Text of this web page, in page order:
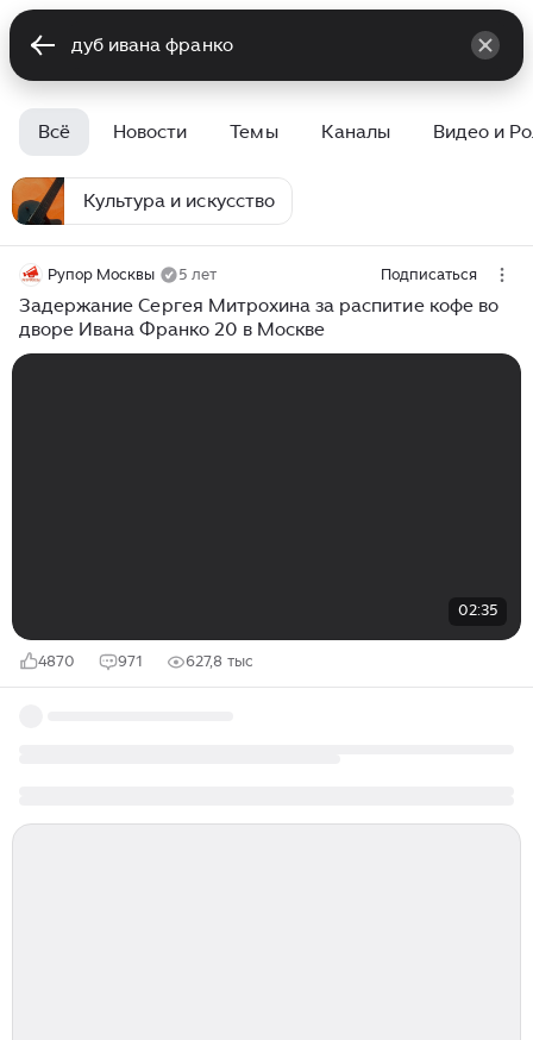
Всё Новости Темы Каналы Видео и
Культура и искусство
Рупор Москвы 5 лет Подписаться
Задержание Сергея Митрохина за распитие кофе во
дворе Ивана Франко 20 в Москве
02:35
4870 971 627,8 тыс